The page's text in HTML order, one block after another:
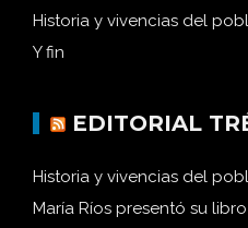
Historia y vivencias del
Y fin
EDITORIAL
Historia y vivencias del
María Ríos presentó su